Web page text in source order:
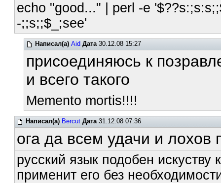
echo "good..." | perl -e
-;;s;;$_;see'
Написал(а) Aid Дата30.12.08 15:27
присоединяюсь к
и всего такого
Memento mortis!!!!
Написал(а) Bercut Дата31.12.08 07:36
ога да всем удачи и лохов
русский язык подобен
применит его без